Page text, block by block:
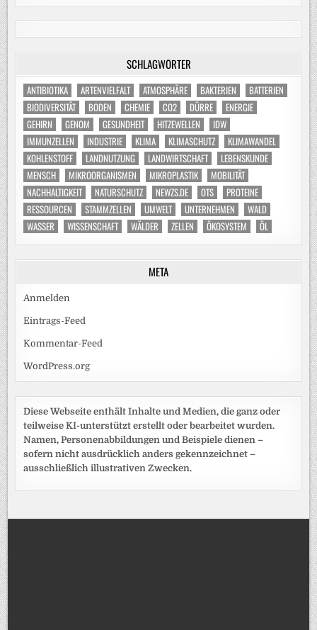
SCHLAGWÖRTER
ANTIBIOTIKA ARTENVIELFALT ATMOSPHÄRE BAKTERIEN
BATTERIEN
BIODIVERSITÄT
BODEN CHEMIE CO2 DÜRRE
ENERGIE
GEHIRN
GENOM GESUNDHEIT HITZEWELLEN
IDW
IMMUNZELLEN
INDUSTRIE KLIMA KLIMASCHUTZ
KLIMAWANDEL
KOHLENSTOFF
LANDNUTZUNG LANDWIRTSCHAFT
LEBENSKUNDE
MENSCH
MIKROORGANISMEN MIKROPLASTIK
MOBILITÄT
NACHHALTIGKEIT
NATURSCHUTZ NEWZS.DE OTS
PROTEINE
RESSOURCEN
STAMMZELLEN UMWELT UNTERNEHMEN
WALD
WASSER
WISSENSCHAFT WÄLDER ZELLEN ÖKOSYSTEM ÖL
META
Anmelden
Eintrags-Feed
Kommentar-Feed
WordPress.org
Diese Webseite enthält Inhalte und Medien, die ganz oder
teilweise KI-unterstützt erstellt oder bearbeitet wurden.
Namen, Personenabbildungen und Beispiele dienen –
sofern nicht ausdrücklich anders gekennzeichnet –
ausschließlich illustrativen Zwecken.